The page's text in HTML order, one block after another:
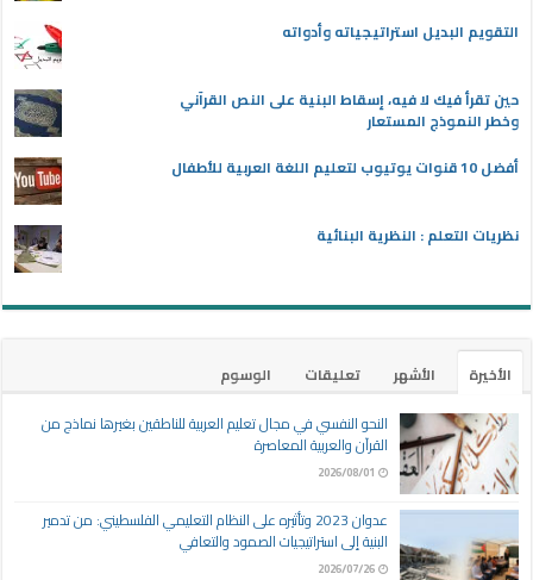
التقويم البديل استراتيجياته وأدواته
حين تقرأ فيك لا فيه، إسقاط البنية على النص القرآني
وخطر النموذج المستعار
أفضل 10 قنوات يوتيوب لتعليم اللغة العربية للأطفال
نظريات التعلم : النظرية البنائية
الأخيرة الأشهر تعليقات
الوسوم
النحو النفسي في مجال تعليم العربية للناطقين بغيرها نماذج من
القرآن والعربية المعاصرة
2026/08/01
عدوان 2023 وتأثيره على النظام التعليمي الفلسطيني: من تدمير
البنية إلى استراتيجيات الصمود والتعافي
2026/07/26